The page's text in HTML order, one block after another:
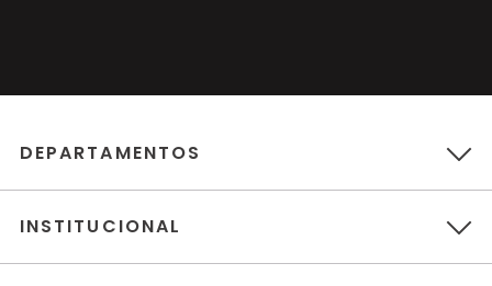
DEPARTAMENTOS
INSTITUCIONAL